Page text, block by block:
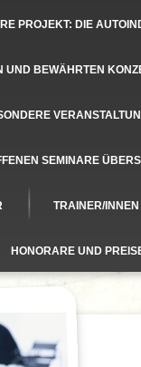
PROJEKT: DIE
UND BEWÄHRTEN
SEMINARE
TRAINER/
HONORARE UND